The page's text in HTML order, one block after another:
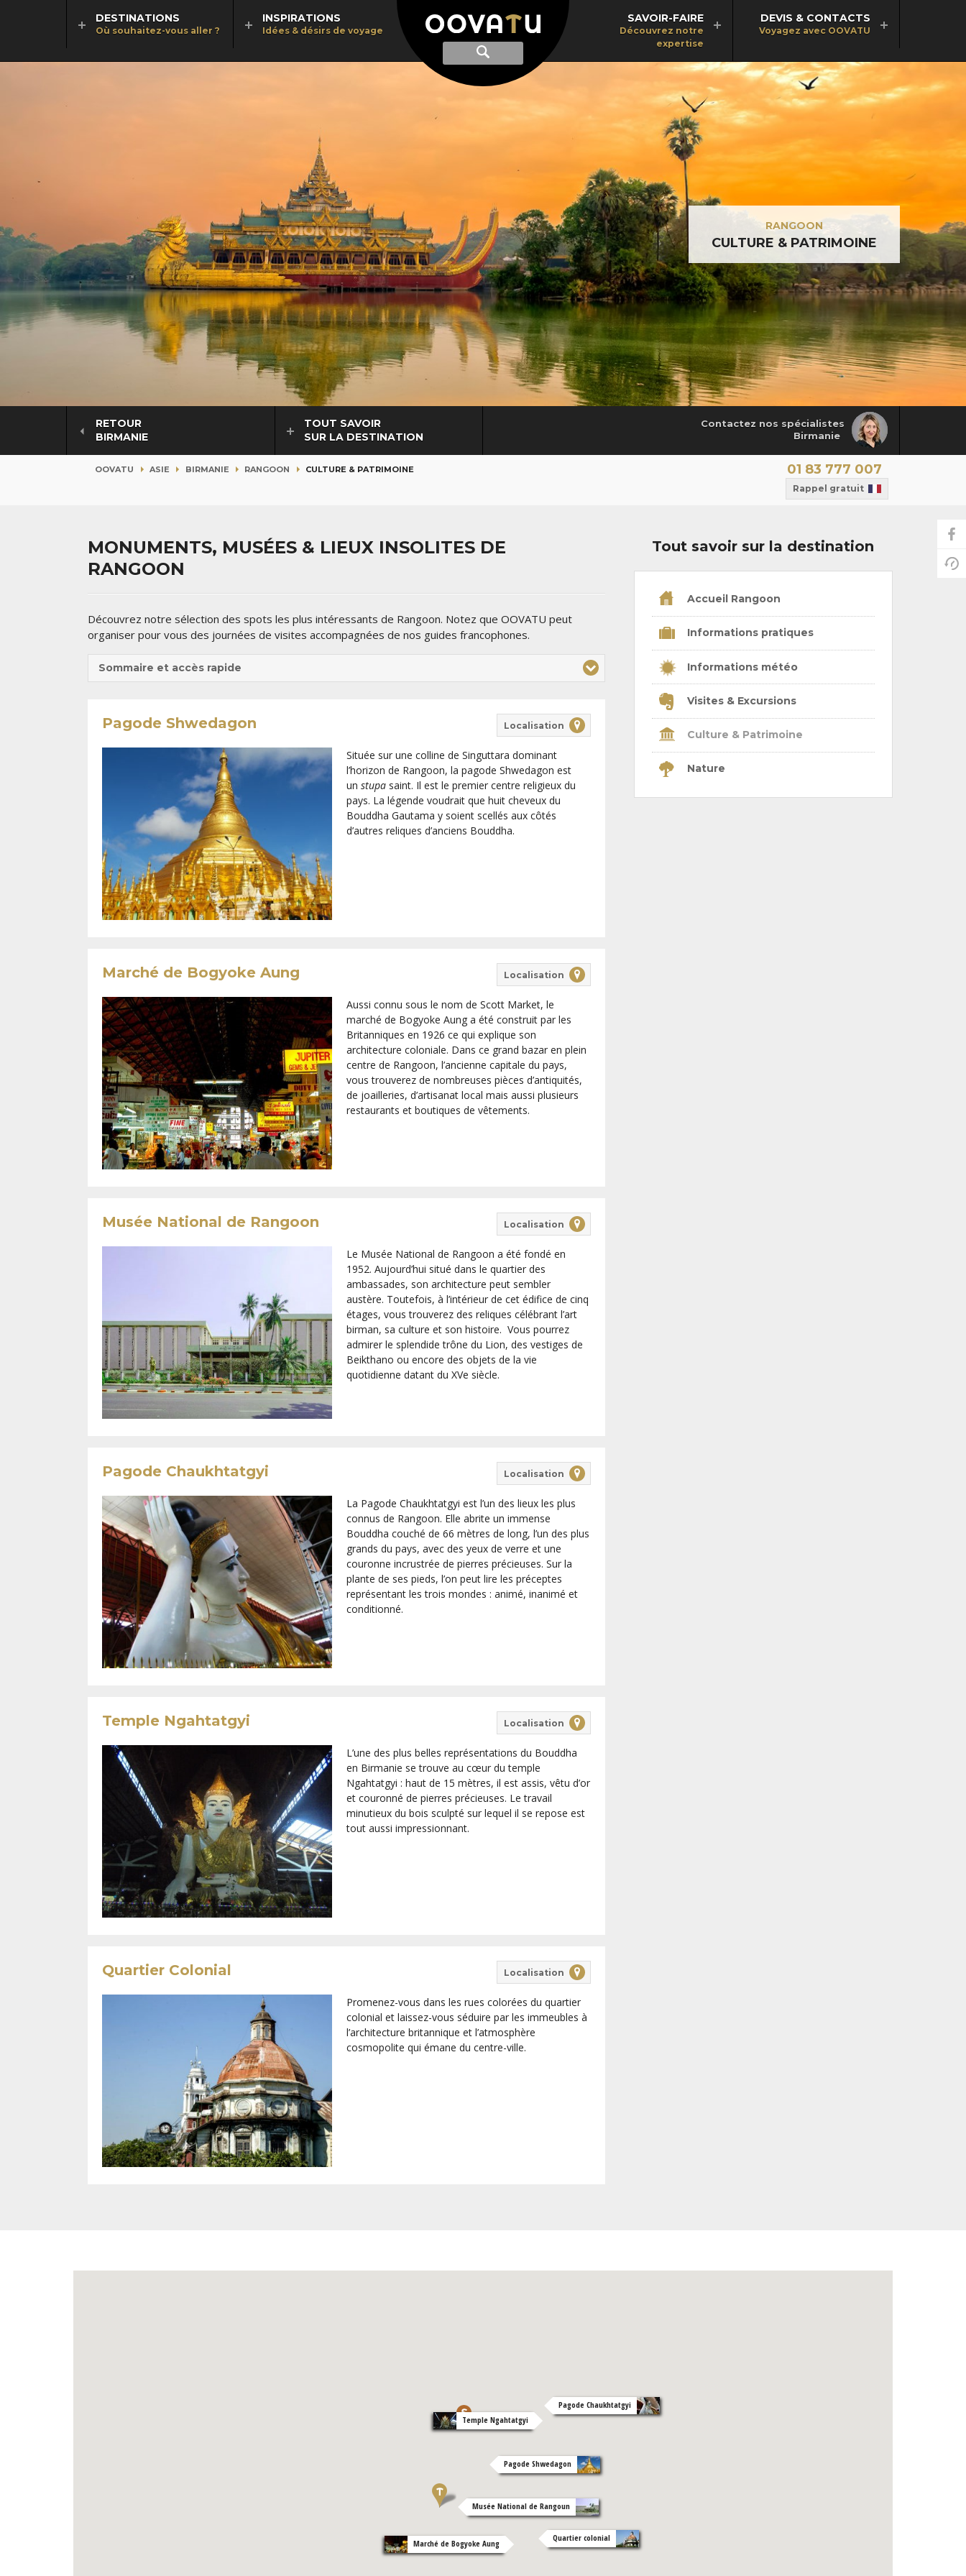
Afficher
recherche
Recherche
DESTINATIONS
Où souhaitez-vous aller ?
INSPIRATIONS
Idées & désirs de voyage
SAVOIR-FAIRE
Découvrez notre
expertise
DEVIS & CONTACTS
Voyagez avec OOVATU
RANGOON
CULTURE & PATRIMOINE
Contactez nos spécialistes
Birmanie
RETOUR
BIRMANIE
TOUT SAVOIR
SUR LA DESTINATION
OOVATU ASIE BIRMANIE RANGOON CULTURE & PATRIMOINE 01 83 777 007
Rappel gratuit
MONUMENTS, MUSÉES & LIEUX INSOLITES DE
RANGOON
Découvrez notre sélection des spots les plus intéressants de Rangoon. Notez que OOVATU peut
organiser pour vous des journées de visites accompagnées de nos guides francophones.
Sommaire et accès rapide
Pagode Shwedagon Localisation
Située sur une colline de Singuttara dominant
l’horizon de Rangoon, la pagode Shwedagon est
un stupasaint. Il est le premier centre religieux du
pays. La légende voudrait que huit cheveux du
Bouddha Gautama y soient scellés aux côtés
d’autres reliques d’anciens Bouddha.
Marché de Bogyoke Aung Localisation
Aussi connu sous le nom de Scott Market, le
marché de Bogyoke Aung a été construit par les
Britanniques en 1926 ce qui explique son
architecture coloniale. Dans ce grand bazar en plein
centre de Rangoon, l’ancienne capitale du pays,
vous trouverez de nombreuses pièces d’antiquités,
de joailleries, d’artisanat local mais aussi plusieurs
restaurants et boutiques de vêtements.
Musée National de Rangoon Localisation
Le Musée National de Rangoon a été fondé en
1952. Aujourd’hui situé dans le quartier des
ambassades, son architecture peut sembler
austère. Toutefois, à l’intérieur de cet édifice de cinq
étages, vous trouverez des reliques célébrant l’art
birman, sa culture et son histoire. Vous pourrez
admirer le splendide trône du Lion, des vestiges de
Beikthano ou encore des objets de la vie
quotidienne datant du XVe siècle.
Pagode Chaukhtatgyi Localisation
La Pagode Chaukhtatgyi est l’un des lieux les plus
connus de Rangoon. Elle abrite un immense
Bouddha couché de 66 mètres de long, l’un des plus
grands du pays, avec des yeux de verre et une
couronne incrustrée de pierres précieuses. Sur la
plante de ses pieds, l’on peut lire les préceptes
représentant les trois mondes : animé, inanimé et
conditionné.
Temple Ngahtatgyi Localisation
L’une des plus belles représentations du Bouddha
en Birmanie se trouve au cœur du temple
Ngahtatgyi : haut de 15 mètres, il est assis, vêtu d’or
et couronné de pierres précieuses. Le travail
minutieux du bois sculpté sur lequel il se repose est
tout aussi impressionnant.
Quartier Colonial Localisation
Promenez-vous dans les rues colorées du quartier
colonial et laissez-vous séduire par les immeubles à
l’architecture britannique et l’atmosphère
cosmopolite qui émane du centre-ville.
Tout savoir sur la destination
Accueil Rangoon
Informations pratiques
Informations météo
Visites & Excursions
Culture & Patrimoine
Nature
Pagode Shwedagon
Marché de Bogyoke Aung
Musée National de Rangoun
Pagode Chaukhtatgyi
Temple Ngahtatgyi
Quartier colonial